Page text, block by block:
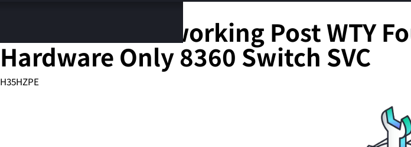
您的购物车
HPE Aruba Networking Post WTY
Hardware Only 8360 Switch SVC
H35HZPE